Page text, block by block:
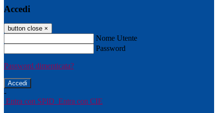
Accedi
button close ×
Nome Utente
Password
Password dimenticata?
-
Entra con SPID Entra con CIE